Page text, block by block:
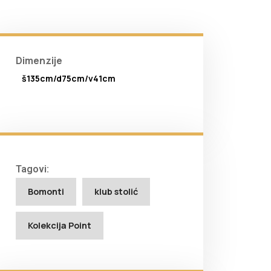
Dimenzije
š135cm/d75cm/v41cm
Tagovi:
Bomonti
klub stolić
Kolekcija Point